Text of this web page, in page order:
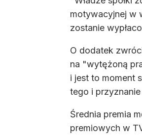
motywacyjnej w
zostanie
O dodatek
na "wytężoną
i jest to moment
tego i
Średnia premia
premiowych w